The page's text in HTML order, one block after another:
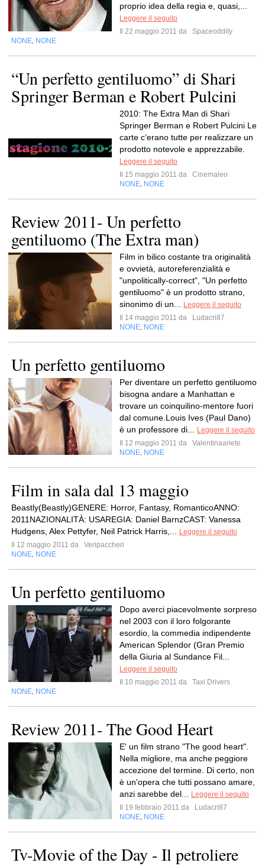
proprio idea della regia e, quasi,...
Leggere il seguito
Il 22 maggio 2011 da
Spaceoddity
NONE NONE
“Un perfetto gentiluomo” di Shari
Springer Berman e Robert Pulcini
2010: The Extra Man di Shari
Springer Berman e Robert Pulcini Le
carte c’erano tutte per realizzare un
prodotto notevole e apprezzabile.
Leggere il seguito
Il 15 maggio 2011 da
Cinemaleo
NONE NONE
Review 2011- Un perfetto
gentiluomo (The Extra man)
Film in bilico costante tra originalità
e ovvietà, autoreferenzialità e
"unpolitically-correct", "Un perfetto
gentiluomo" è un prodotto strano,
sinonimo di un...
Leggere il seguito
Il 14 maggio 2011 da
Ludacri87
NONE NONE
Un perfetto gentiluomo
Per diventare un perfetto gentiluomo
bisogna andare a Manhattan e
trovare un coinquilino-mentore fuori
dal comune.Louis Ives (Paul Dano)
è un professore di...
Leggere il seguito
Il 12 maggio 2011 da
Valentinaariete
NONE NONE
Film in sala dal 13 maggio
Beastly(Beastly)GENERE: Horror, Fantasy, RomanticoANNO:
2011NAZIONALITÀ: USAREGIA: Daniel BarnzCAST: Vanessa
Hudgens, Alex Pettyfer, Neil Patrick Harris,...
Leggere il seguito
Il 12 maggio 2011 da
Veripaccheri
NONE NONE
Un perfetto gentiluomo
Dopo averci piacevolmente sorpreso
nel 2003 con il loro folgorante
esordio, la commedia indipendente
American Splendor (Gran Premio
della Giuria al Sundance Fil...
Leggere il seguito
Il 10 maggio 2011 da
Taxi Drivers
NONE NONE
Review 2011- The Good Heart
E' un film strano "The good heart".
Nella migliore, ma anche peggiore
accezione del termine. Di certo, non
è un'opera che tutti possano amare,
anzi sarebbe del...
Leggere il seguito
Il 19 febbraio 2011 da
Ludacri87
NONE NONE
Tv-Movie of the Day - Il petroliere